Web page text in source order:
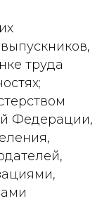
труда
Федерации,